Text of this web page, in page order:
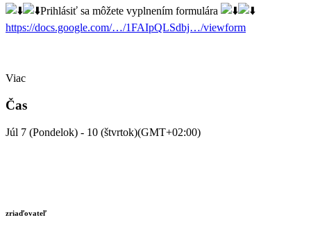
Prihlásiť sa môžete vyplnením formulára
https://docs.google.com/…/1FAIpQLSdbj…/viewform
Viac
Čas
Júl 7 (Pondelok) - 10 (štvrtok)(GMT+02:00)
zriaďovateľ